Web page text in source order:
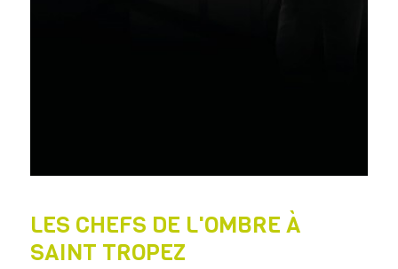
LES CHEFS DE L'OMBRE À
SAINT TROPEZ